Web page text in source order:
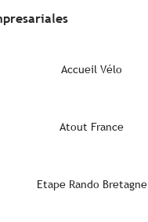
Accueil Vélo
Atout France
Etape Rando Bretagne